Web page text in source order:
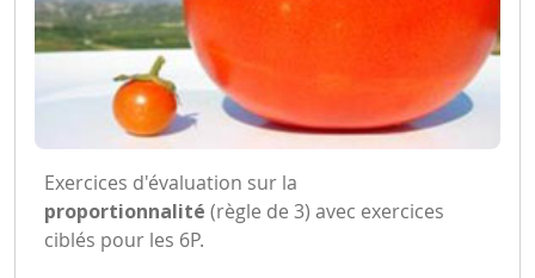
Exercices d'évaluation sur la
proportionnalité (règle de 3) avec exercices
ciblés pour les 6P.